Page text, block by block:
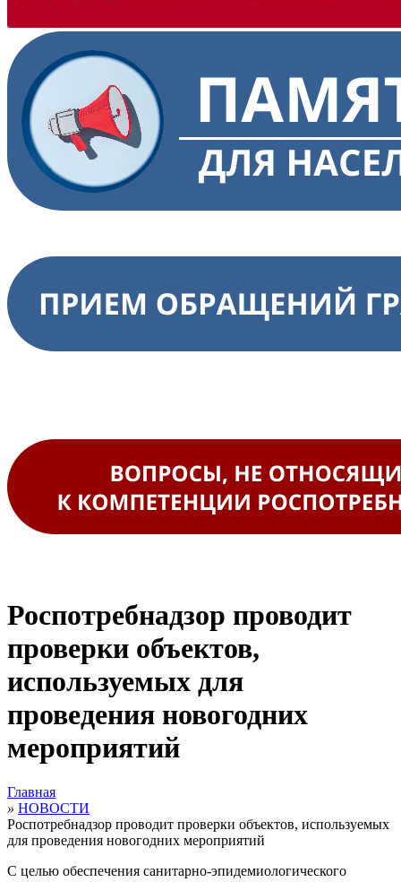
Роспотребнадзор проводит
проверки объектов,
используемых для
проведения новогодних
мероприятий
Главная
» НОВОСТИ
Роспотребнадзор проводит проверки объектов, используемых
для проведения новогодних мероприятий
С целью обеспечения санитарно-эпидемиологического